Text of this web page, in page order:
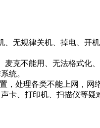
无规律关机、掉电、开
克不能用、无法格式化
统。
处理各类不能上网，网
、打印机、扫描仪等